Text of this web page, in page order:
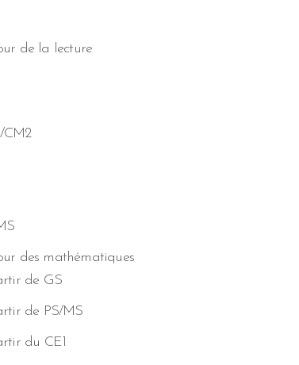
de la lecture
CM2
des mathématiques
de GS
de PS/MS
du CE1